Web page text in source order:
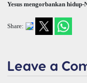
Yesus mengorbankan
Share:
Leave a